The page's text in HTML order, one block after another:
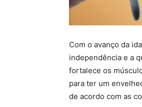
Com o avanço da
independência e a
fortalece os
para ter um
de acordo com as